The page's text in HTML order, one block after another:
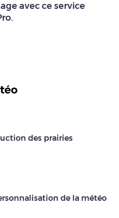
avec ce service
des prairies
de la météo